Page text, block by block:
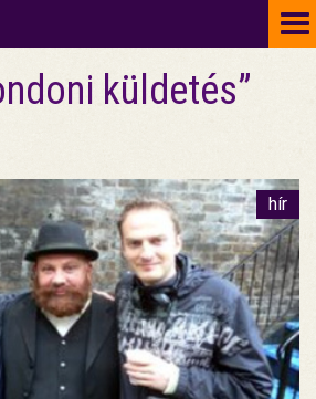
küldetés”
hír